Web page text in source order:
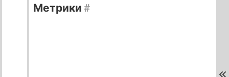
Метрики#